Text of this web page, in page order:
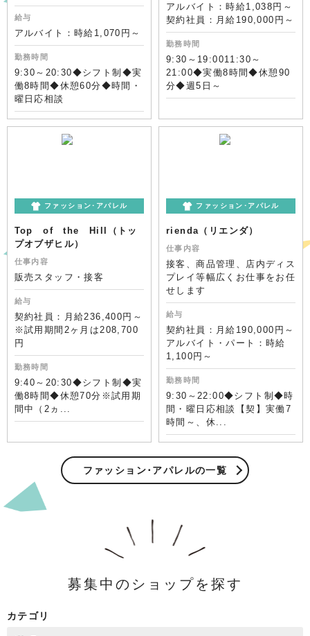
給与
アルバイト：時給1,070円～
勤務時間
9:30～20:30◆シフト制◆実
働8時間◆休憩60分◆時間・
曜日応相談
アルバイト：時給1,038円～
契約社員：月給190,000円～
勤務時間
9:30～19:0011:30～
21:00◆実働8時間◆休憩90
分◆週5日～
ファッション･アパレル
Top of the Hill（トッ
プオブザヒル）
仕事内容
販売スタッフ・接客
給与
契約社員：月給236,400円～
※試用期間2ヶ月は208,700
円
勤務時間
9:40～20:30◆シフト制◆実
働8時間◆休憩70分※試用期
間中（2ヵ...
ファッション･アパレル
rienda（リエンダ）
仕事内容
接客、商品管理、店内ディス
プレイ等幅広くお仕事をお任
せします
給与
契約社員：月給190,000円～
アルバイト・パート：時給
1,100円～
勤務時間
9:30～22:00◆シフト制◆時
間・曜日応相談【契】実働7
時間～、休...
ファッション･アパレルの一覧
募集中のショップを探す
カテゴリ